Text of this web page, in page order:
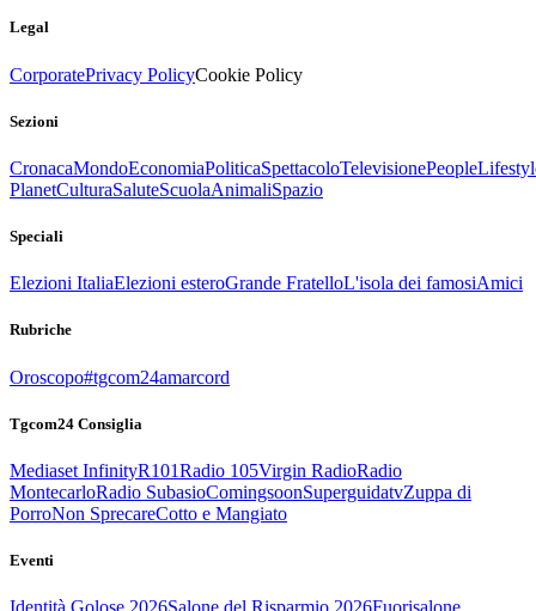
Legal
CorporatePrivacy PolicyCookie Policy
Sezioni
CronacaMondoEconomiaPoliticaSpettacoloTelevisionePeople
PlanetCulturaSaluteScuolaAnimaliSpazio
Speciali
Elezioni ItaliaElezioni esteroGrande FratelloL'isola dei famosiAmici
Rubriche
Oroscopo#tgcom24amarcord
Tgcom24 Consiglia
Mediaset InfinityR101Radio 105Virgin RadioRadio
MontecarloRadio SubasioComingsoonSuperguidatvZuppa di
PorroNon SprecareCotto e Mangiato
Eventi